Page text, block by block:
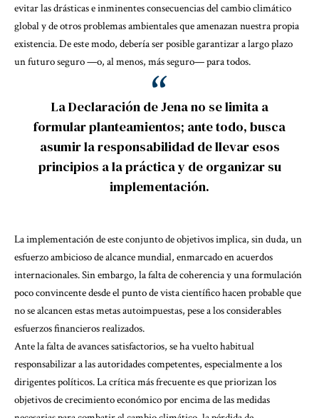
evitar las drásticas e inminentes consecuencias del cambio climático
global y de otros problemas ambientales que amenazan nuestra propia
existencia. De este modo, debería ser posible garantizar a largo plazo
un futuro seguro —o, al menos, más seguro— para todos.
La Declaración de Jena no se limita a
formular planteamientos; ante todo, busca
asumir la responsabilidad de llevar esos
principios a la práctica y de organizar su
implementación.
La implementación de este conjunto de objetivos implica, sin duda, un
esfuerzo ambicioso de alcance mundial, enmarcado en acuerdos
internacionales. Sin embargo, la falta de coherencia y una formulación
poco convincente desde el punto de vista científico hacen probable que
no se alcancen estas metas autoimpuestas, pese a los considerables
esfuerzos financieros realizados.
Ante la falta de avances satisfactorios, se ha vuelto habitual
responsabilizar a las autoridades competentes, especialmente a los
dirigentes políticos. La crítica más frecuente es que priorizan los
objetivos de crecimiento económico por encima de las medidas